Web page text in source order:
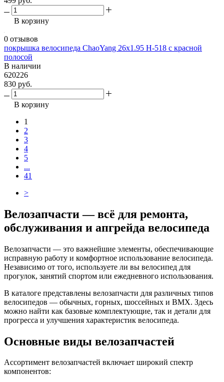
В корзину
0 отзывов
покрышка велосипеда ChaoYang 26х1.95 H-518 с красной
полосой
В наличии
620226
830 руб.
В корзину
1
2
3
4
5
...
41
>
Велозапчасти — всё для ремонта,
обслуживания и апгрейда велосипеда
Велозапчасти — это важнейшие элементы, обеспечивающие
исправную работу и комфортное использование велосипеда.
Независимо от того, используете ли вы велосипед для
прогулок, занятий спортом или ежедневного использования.
В каталоге представлены велозапчасти для различных типов
велосипедов — обычных, горных, шоссейных и BMX. Здесь
можно найти как базовые комплектующие, так и детали для
прогресса и улучшения характеристик велосипеда.
Основные виды велозапчастей
Ассортимент велозапчастей включает широкий спектр
компонентов: